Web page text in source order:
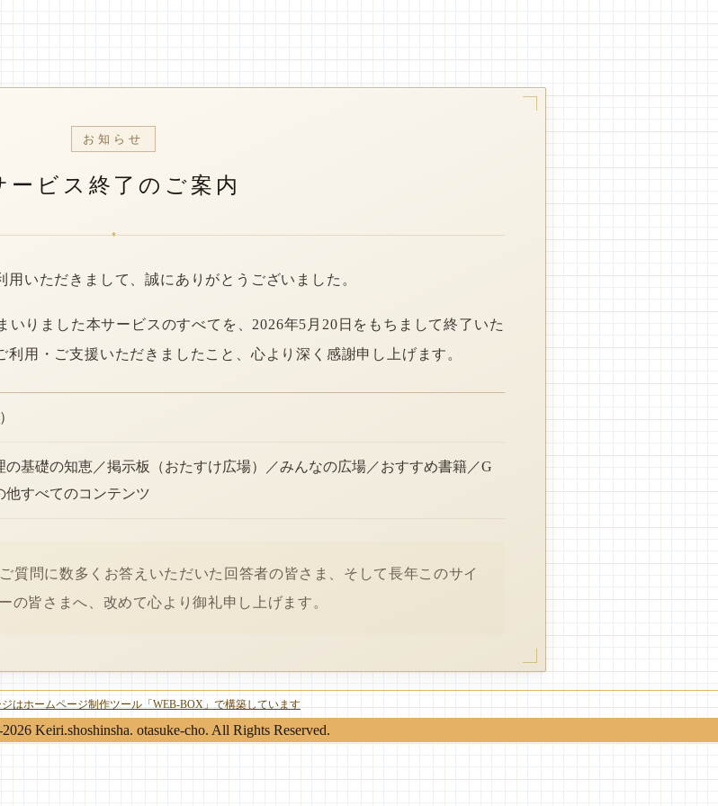
お知らせ
ービス終了のご案内
*
いただきまして、誠にありがとうございました。
いりました本サービスのすべてを、2026年5月20日をもちまして終了いた
用・ご支援いただきましたこと、心より深く感謝申し上げます。
の基礎の知恵／掲示板（おたすけ広場）／みんなの広場／おすすめ書籍／G
他すべてのコンテンツ
質問に数多くお答えいただいた回答者の皆さま、そして長年このサイ
の皆さまへ、改めて心より御礼申し上げます。
はホームページ制作ツール「WEB-BOX」で構築しています
Keiri.shoshinsha. otasuke-cho. All Rights Reserved.